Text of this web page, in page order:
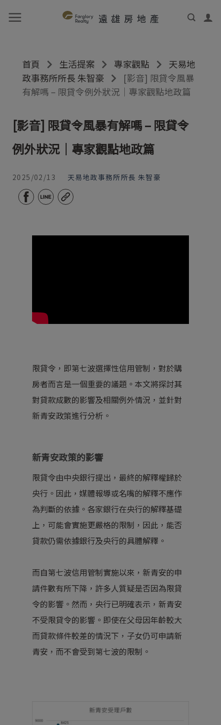
首頁 生活提案 專家觀點
天易地
政事務所所長 朱智豪
[影音] 限貸令風暴
有解嗎 – 限貸令例外狀況｜專家觀點地政篇
[影音] 限貸令風暴有解嗎 – 限貸令
例外狀況｜專家觀點地政篇
2025/02/13 天易地政事務所所長 朱智豪
限貸令，即第七波選擇性信用管制，對於購
房者而言是一個重要的議題。本文將探討其
對貸款成數的影響及相關例外情況，並針對
新青安政策進行分析。
新青安政策的影響
限貸令由中央銀行提出，最終的解釋權歸於
央行。因此，媒體報導或名嘴的解釋不應作
為判斷的依據。各家銀行在央行的解釋基礎
上，可能會實施更嚴格的限制，因此，能否
貸款仍需依據銀行及央行的具體解釋。
而自第七波信用管制實施以來，新青安的申
請件數有所下降，許多人質疑是否因為限貸
令的影響。然而，央行已明確表示，新青安
不受限貸令的影響。即使在父母因年齡較大
而貸款條件較差的情況下，子女仍可申請新
青安，而不會受到第七波的限制。